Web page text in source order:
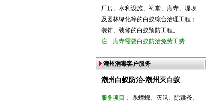
厂房、水利设施、祠堂、庵寺、堤坝
及园林绿化等的白蚁综合治理工程；
装饰、装修的白蚁预防工程。
注：庵寺需要白蚁防治免劳工费
潮州消毒客户服务
潮州白蚁防治-潮州灭白蚁
服务项目： 杀蟑螂、灭鼠、除跳蚤、